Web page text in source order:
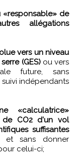
«responsable» de
allégations
vers un niveau
(GES)ou vers
future, sans
indépendants
«calculatrice»
de CO2 d'un vol
suffisantes
sans donner
celui-ci;